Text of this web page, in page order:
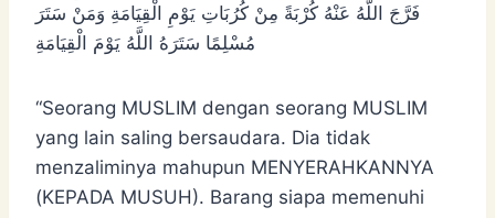
فَرَّجَ اللَّهُ عَنْهُ كُرْبَةً مِنْ كُرُبَاتِ يَوْمِ الْقِيَامَةِ وَمَنْ سَتَرَ
مُسْلِمًا سَتَرَهُ اللَّهُ يَوْمَ الْقِيَامَةِ
“Seorang MUSLIM dengan seorang MUSLIM
yang lain saling bersaudara. Dia tidak
menzaliminya mahupun MENYERAHKANNYA
(KEPADA MUSUH). Barang siapa memenuhi